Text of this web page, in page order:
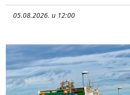
05.08.2026. u 12:00